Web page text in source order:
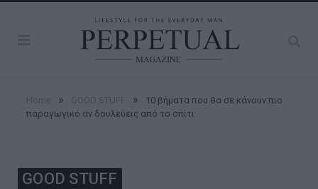
» »
10 βήματα που θα σε κάνουν πιο
παραγωγικό αν δουλεύεις από το σπίτι
GOOD STUFF